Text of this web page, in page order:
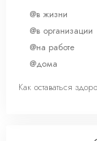
@в жизни
@в организации
@на работе
@дома
Как оставаться